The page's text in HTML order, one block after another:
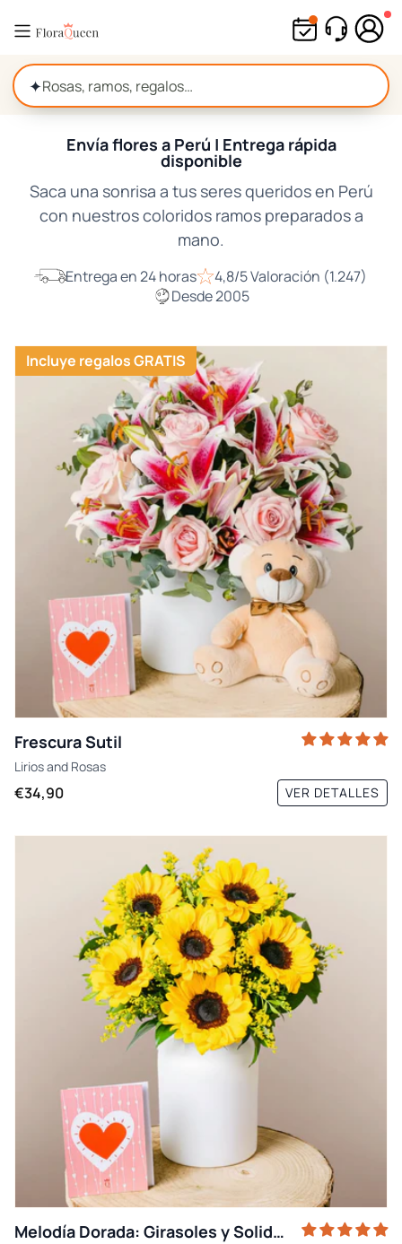
directamente
contenido
✦
Envía flores a Perú | Entrega rápida
disponible
Saca una sonrisa a tus seres queridos en Perú
con nuestros coloridos ramos preparados a
mano.
Entrega en 24 horas
4,8/5 Valoración (1.247)
Desde 2005
Incluye regalos GRATIS
Frescura Sutil
Liriosand Rosas
€34,90 VER DETALLES
Melodía Dorada: Girasoles y Solidago